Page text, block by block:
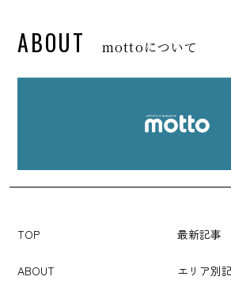
ABOUT mottoについて
TOP 最新記事
ABOUT エリア別